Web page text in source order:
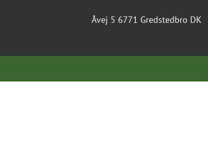
Åvej 5 6771 Gredstedbro DK